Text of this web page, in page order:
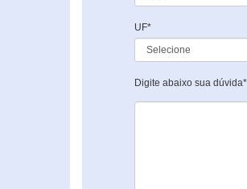
UF*
Digite abaixo sua